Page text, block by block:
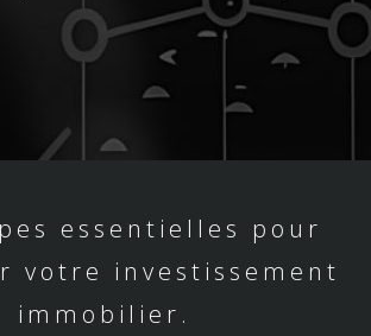
essentielles pour
votre investissement
immobilier.